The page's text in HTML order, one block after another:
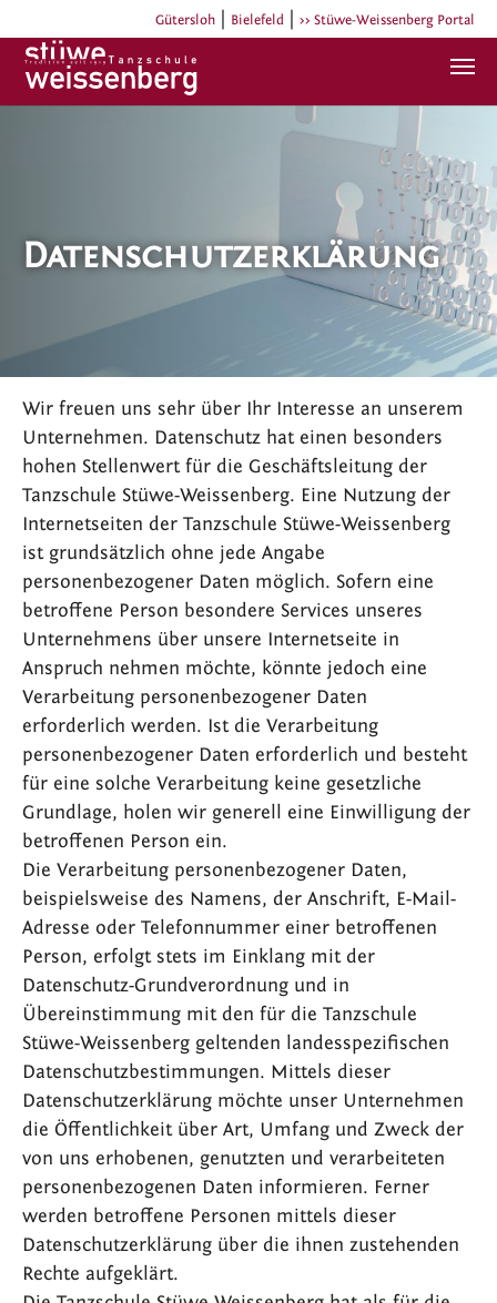
Zum Hauptinhalt springen
Gütersloh Bielefeld >> Stüwe-Weissenberg Portal
Datenschutzerklärung
Wir freuen uns sehr über Ihr Interesse an unserem
Unternehmen. Datenschutz hat einen besonders
hohen Stellenwert für die Geschäftsleitung der
Tanzschule Stüwe-Weissenberg. Eine Nutzung der
Internetseiten der Tanzschule Stüwe-Weissenberg
ist grundsätzlich ohne jede Angabe
personenbezogener Daten möglich. Sofern eine
betroffene Person besondere Services unseres
Unternehmens über unsere Internetseite in
Anspruch nehmen möchte, könnte jedoch eine
Verarbeitung personenbezogener Daten
erforderlich werden. Ist die Verarbeitung
personenbezogener Daten erforderlich und besteht
für eine solche Verarbeitung keine gesetzliche
Grundlage, holen wir generell eine Einwilligung der
betroffenen Person ein.
Die Verarbeitung personenbezogener Daten,
beispielsweise des Namens, der Anschrift, E-Mail-
Adresse oder Telefonnummer einer betroffenen
Person, erfolgt stets im Einklang mit der
Datenschutz-Grundverordnung und in
Übereinstimmung mit den für die Tanzschule
Stüwe-Weissenberg geltenden landesspezifischen
Datenschutzbestimmungen. Mittels dieser
Datenschutzerklärung möchte unser Unternehmen
die Öffentlichkeit über Art, Umfang und Zweck der
von uns erhobenen, genutzten und verarbeiteten
personenbezogenen Daten informieren. Ferner
werden betroffene Personen mittels dieser
Datenschutzerklärung über die ihnen zustehenden
Rechte aufgeklärt.